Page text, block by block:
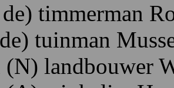
de) timmerman R
de) tuinman M
(N) landbouwer